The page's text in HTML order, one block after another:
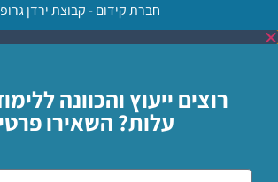
חברת קידום - קבוצת ירדן גרופ
רוצים ייעוץ והכוונה
עלות? השאירו